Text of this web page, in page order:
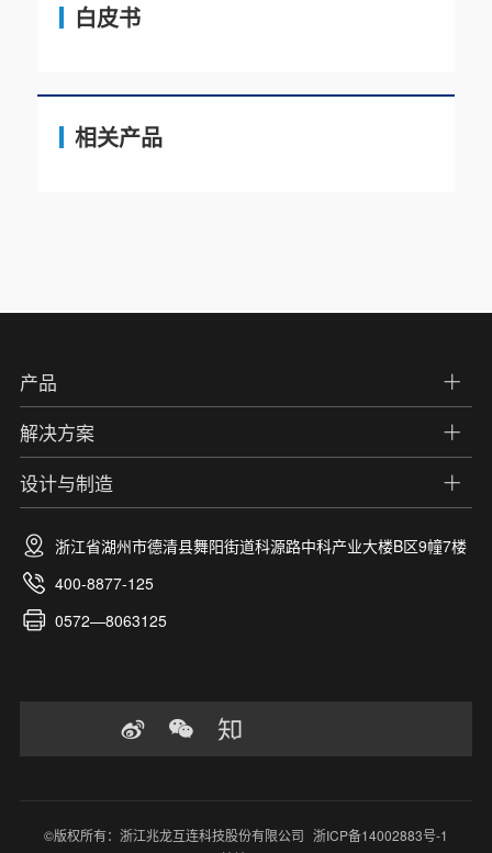
白皮书
相关产品
产品
解决方案
设计与制造
浙江省湖州市德清县舞阳街道科源路中科产业大楼B区9幢7楼
400-8877-125
0572—8063125
©版权所有：浙江兆龙互连科技股份有限公司 浙ICP备14002883号-1